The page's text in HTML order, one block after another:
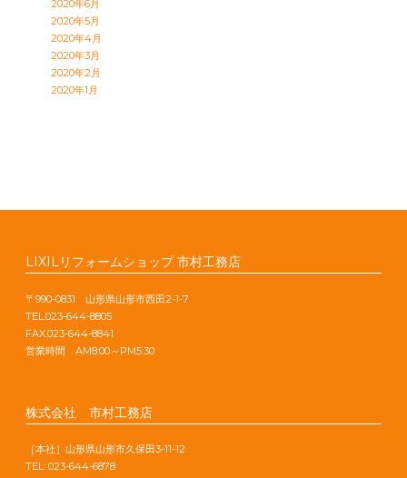
2020年6月
2020年5月
2020年4月
2020年3月
2020年2月
2020年1月
LIXILリフォームショップ 市村工務店
〒990-0831 山形県山形市西田2-1-7
TEL.023-644-8805
FAX.023-644-8841
営業時間 AM8:00～PM5:30
株式会社 市村工務店
［本社］山形県山形市久保田3-11-12
TEL: 023-644-6878